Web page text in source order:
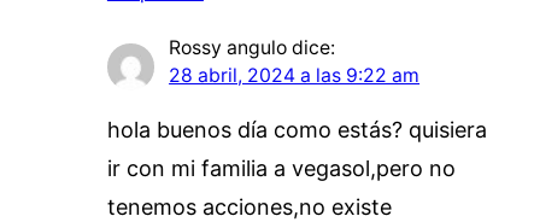
Rossy angulo dice:
28 abril, 2024 a las 9:22 am
hola buenos día como estás? quisiera
ir con mi familia a vegasol,pero no
tenemos acciones,no existe